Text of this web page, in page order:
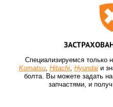
Специализируемся только
Komatsu Hitachi Hyundai и
болта. Вы можете задать
запчастями, и